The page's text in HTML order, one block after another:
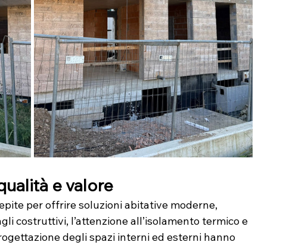
e valore
per offrire soluzioni abitative moderne,
costruttivi, l’attenzione all’isolamento termico e
degli spazi interni ed esterni hanno